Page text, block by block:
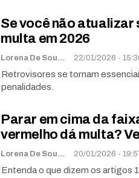
Se você não
multa em 2026
Lorena De Sousa 22/01/2026 -
Retrovisores se tornam
penalidades.
Parar em cima da
vermelho dá multa?
Lorena De Sousa 20/01/2026 -
Entenda o que dizem os artigos